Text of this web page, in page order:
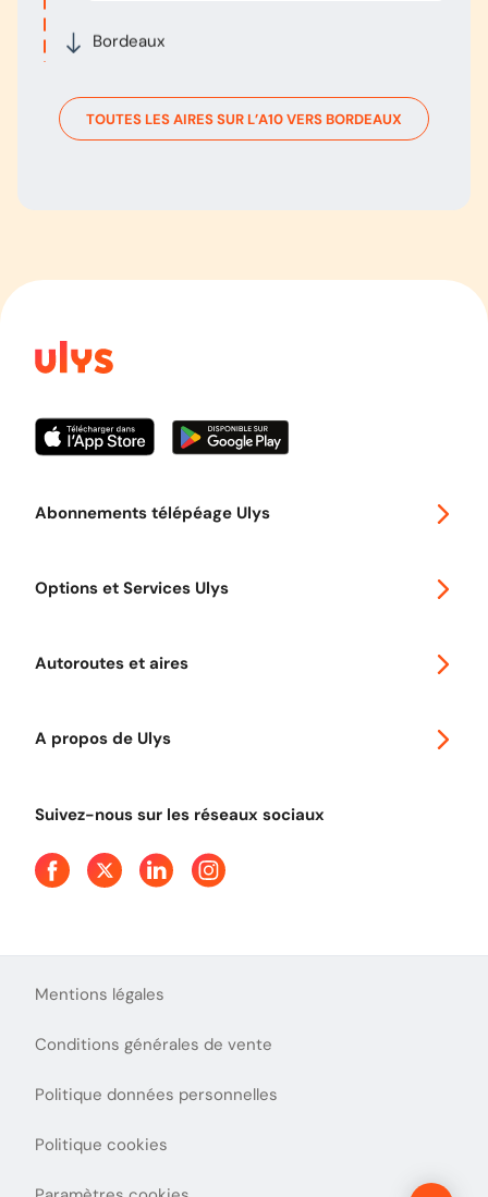
Bordeaux
TOUTES LES AIRES SUR L’A10VERS BORDEAUX
Abonnements télépéage Ulys
Options et Services Ulys
Autoroutes et aires
A propos de Ulys
Presse
Suivez-nous sur les réseaux sociaux
Mentions légales
Conditions générales de vente
Politique données personnelles
Politique cookies